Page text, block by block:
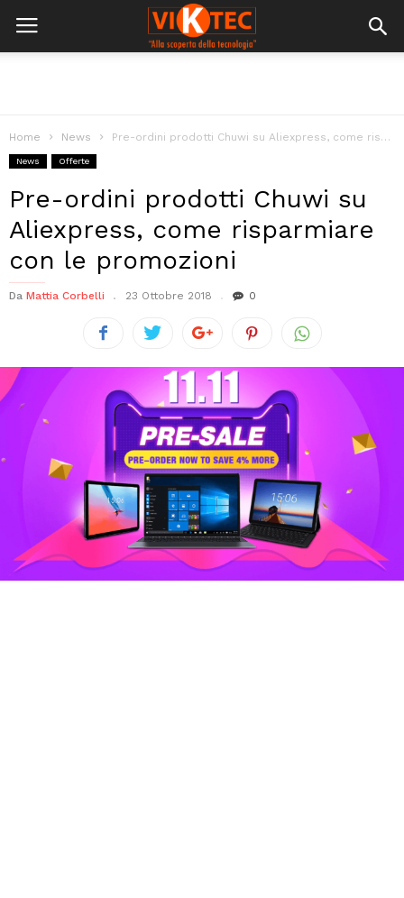
Home News Pre-ordini prodotti Chuwi su Aliexpress, come risparmiare con le promozioni
News Offerte
Pre-ordini prodotti Chuwi su
Aliexpress, come risparmiare
con le promozioni
Da Mattia Corbelli 23 Ottobre 2018 0